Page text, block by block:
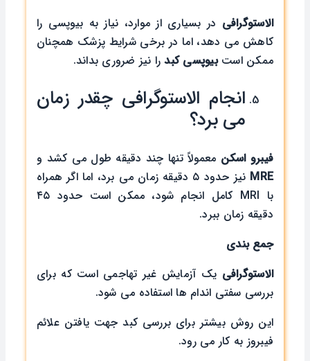
الاستوگرافیدر بسیاری از موارد، نیاز به بیوپسی را
کاهش می ‌دهد، اما در برخی شرایط پزشک همچنان
ممکن استبیوپسی کبدرا نیز ضروری بداند.
انجام الاستوگرافی چقدر زمان
می ‌برد؟
فیبرو اسکنمعمولاً تنها چند دقیقه طول می ‌کشد و
MRE
نیز حدود ۵ دقیقه زمان می برد، اما اگر همراه
با MRI کامل انجام شود، ممکن است حدود ۴۵
دقیقه زمان ببرد.
جمع بندی
الاستوگرافییک آزمایش غیر تهاجمی است که برای
بررسی سفتی اندام ها استفاده می شود.
این روش بیشتر برای بررسی کبد جهت یافتن علائم
فیبروز به کار می رود.